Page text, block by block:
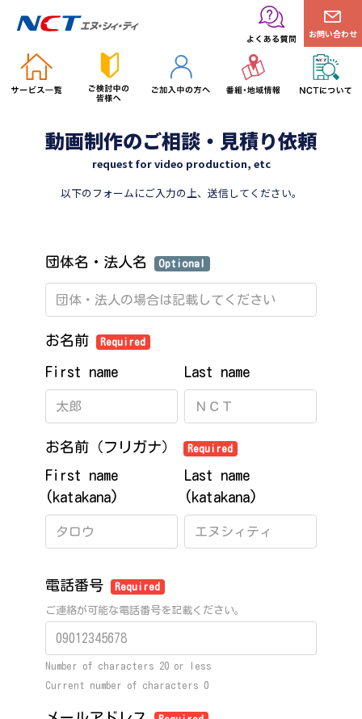
お問い合わせ
動画制作のご相談・見積り依頼
request for video production, etc
以下のフォームにご入力の上、送信してください。